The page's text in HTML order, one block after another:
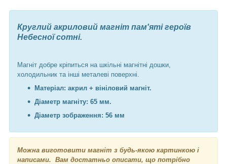
Круглий акриловий магніт пам'яті героїв
Небесної сотні.
Магніт добре кріпиться на шкільні магнітні дошки,
холодильник та інші металеві поверхні.
Матеріал: акрил + вініловий магніт.
Діаметр магніту: 65 мм.
Діаметр зображення: 56 мм
Можна виготовити магніт з будь-якою картинкою і
написами. Вам достатньо описати, що потрібно